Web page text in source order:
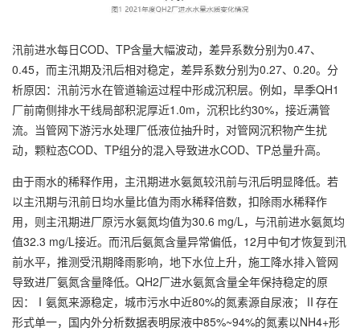
汛前进水每日COD、TP含量大幅波动，差异系数分别为0.47、
0.45，而主汛期及汛后相对稳定，差异系数分别为0.27、0.20。分
析原因：汛前污水在管道输运过程中形成沉积层。例如，旱季QH1
厂前南侧排水干线局部积泥厚近1.0m，沉积比约30%，接近满管
流。当管网下游污水处理厂低液位抽升时，对管网沉积物产生扰
动，颗粒态COD、TP组分的混入导致进水COD、TP总量升高。
由于雨水的稀释作用，主汛期进水氨氮较汛前与汛后明显降低。若
以主汛期与汛前日均水量比值为雨水稀释倍数，扣除雨水稀释作
用，则主汛期进厂原污水氨氮均值为30.6 mg/L，与汛前进水氨氮均
值32.3 mg/L接近。而汛后氨氮含量异常偏低，12月中旬才恢复到汛
前水平，推测受汛期降雨影响，地下水位上升，施工降水排入管网
导致进厂氨氮含量降低。QH2厂进水氨氮含量全年保持稳定的原
因：Ⅰ氨氮来源稳定，城市污水中近80%的氮素源自尿液；Ⅱ存在
形式单一，国内外分析数据表明尿液中85%~94%的氮素以NH4+形